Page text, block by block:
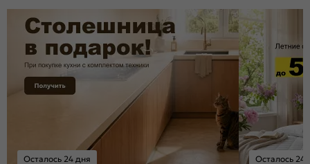
Осталось 24 дня Осталось 24